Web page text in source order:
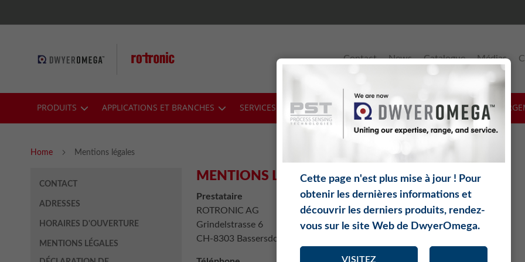
to
Contact News Catalogue Médias
PRODUITS APPLICATIONS ET BRANCHES SERVICES & SUPPORT LOGICIELS THÉORIE
Home Mentions légales
MENTIONS LÉGALES
Prestataire
ROTRONIC AG
Grindelstrasse 6
CH-8303 Bassersdorf
CONTACT
ADRESSES
HORAIRES D'OUVERTURE
MENTIONS LÉGALES
Cette page n'est plus mise à jour ! Pour
obtenir les dernières informations et
découvrir les derniers produits, rendez-
vous sur le site Web de DwyerOmega.
VISITEZ